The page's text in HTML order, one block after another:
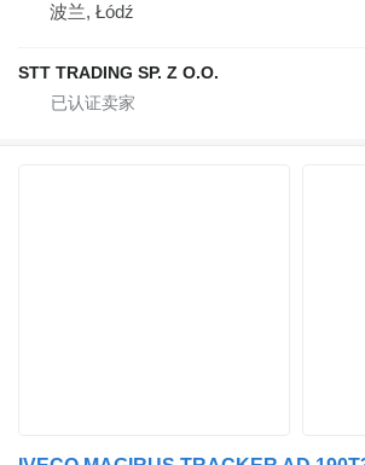
波兰, Łódź
STT TRADING SP. Z O.O.